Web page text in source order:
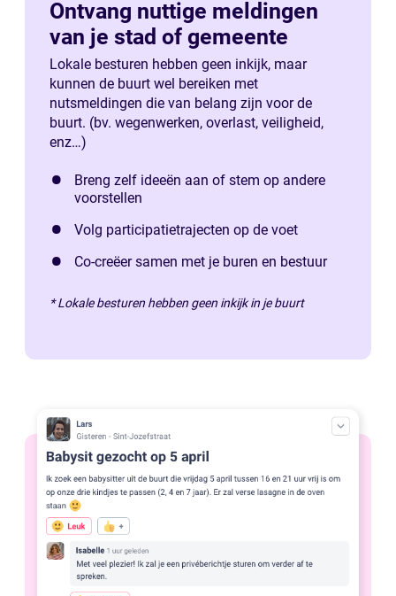
Ontvang nuttige meldingen
van je stad of gemeente
Lokale besturen hebben geen inkijk, maar
kunnen de buurt wel bereiken met
nutsmeldingen die van belang zijn voor de
buurt. (bv. wegenwerken, overlast, veiligheid,
enz…)
Breng zelf ideeën aan of stem op andere
voorstellen
Volg participatietrajecten op de voet
Co-creëer samen met je buren en bestuur
* Lokale besturen hebben geen inkijk in je buurt